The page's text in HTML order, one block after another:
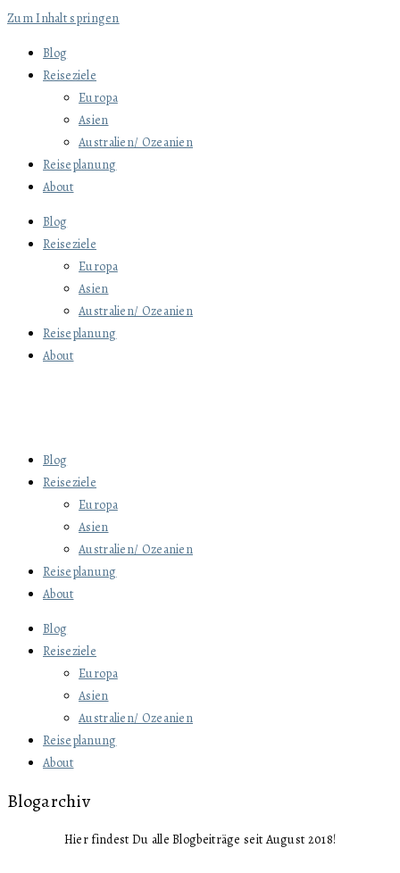
Zum Inhalt springen
Blog
Reiseziele
Europa
Asien
Australien/ Ozeanien
Reiseplanung
About
Blog
Reiseziele
Europa
Asien
Australien/ Ozeanien
Reiseplanung
About
Blog
Reiseziele
Europa
Asien
Australien/ Ozeanien
Reiseplanung
About
Blog
Reiseziele
Europa
Asien
Australien/ Ozeanien
Reiseplanung
About
Blogarchiv
Hier findest Du alle Blogbeiträge seit August 2018!